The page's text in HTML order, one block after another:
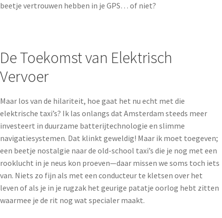
beetje vertrouwen hebben in je GPS… of niet?
De Toekomst van Elektrisch
Vervoer
Maar los van de hilariteit, hoe gaat het nu echt met die
elektrische taxi’s? Ik las onlangs dat Amsterdam steeds meer
investeert in duurzame batterijtechnologie en slimme
navigatiesystemen. Dat klinkt geweldig! Maar ik moet toegeven;
een beetje nostalgie naar de old-school taxi’s die je nog met een
rooklucht in je neus kon proeven—daar missen we soms toch iets
van. Niets zo fijn als met een conducteur te kletsen over het
leven of als je in je rugzak het geurige patatje oorlog hebt zitten
waarmee je de rit nog wat specialer maakt.